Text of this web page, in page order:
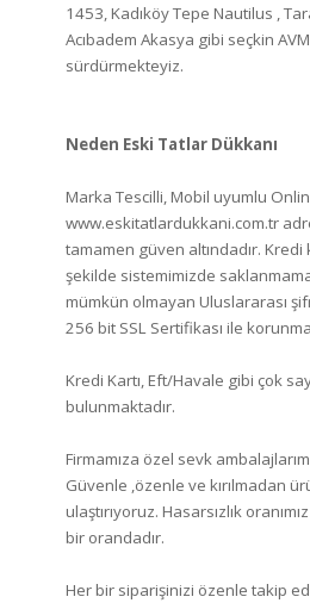
1453, Kadıköy Tepe Nautilus ,
Acıbadem Akasya gibi seçkin
sürdürmekteyiz.
Neden Eski Tatlar Dükkanı
Marka Tescilli, Mobil uyumlu
www.eskitatlardukkani.com.tr
tamamen güven altındadır.
şekilde sistemimizde
mümkün olmayan Uluslararası
256 bit SSL Sertifikası ile
Kredi Kartı, Eft/Havale gibi çok
bulunmaktadır.
Firmamıza özel sevk
Güvenle ,özenle ve kırılmadan
ulaştırıyoruz. Hasarsızlık
bir orandadır.
Her bir siparişinizi özenle takip